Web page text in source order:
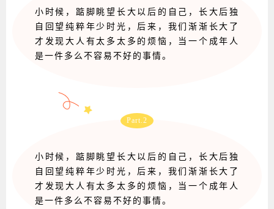
小时候，踮脚眺望长大以后的自己，长大后独
自回望纯粹年少时光，后来，我们渐渐长大了
才发现大人有太多太多的烦恼，当一个成年人
是一件多么不容易不好的事情。
Part.2
小时候，踮脚眺望长大以后的自己，长大后独
自回望纯粹年少时光，后来，我们渐渐长大了
才发现大人有太多太多的烦恼，当一个成年人
是一件多么不容易不好的事情。